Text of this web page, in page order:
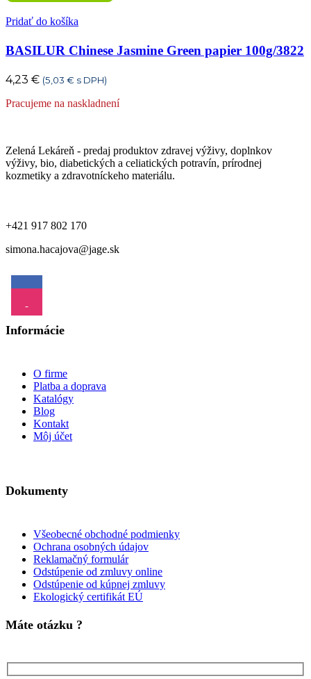
Pridať do košíka
BASILUR Chinese Jasmine Green papier 100g/3822
4,23 € (5,03 € s DPH)
Pracujeme na naskladnení
Zelená Lekáreň - predaj produktov zdravej výživy, doplnkov
výživy, bio, diabetických a celiatických potravín, prírodnej
kozmetiky a zdravotníckeho materiálu.
+421 917 802 170
simona.hacajova@jage.sk
Informácie
O firme
Platba a doprava
Katalógy
Blog
Kontakt
Môj účet
Dokumenty
Všeobecné obchodné podmienky
Ochrana osobných údajov
Reklamačný formulár
Odstúpenie od zmluvy online
Odstúpenie od kúpnej zmluvy
Ekologický certifikát EÚ
Máte otázku ?